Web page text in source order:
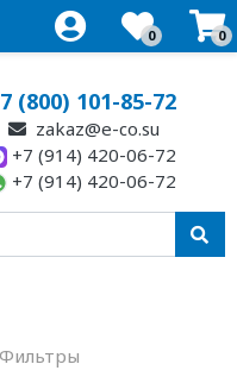
0 0
(800) 101-85-72
zakaz@e-co.su
+7 (914) 420-06-72
+7 (914) 420-06-72
Фильтры